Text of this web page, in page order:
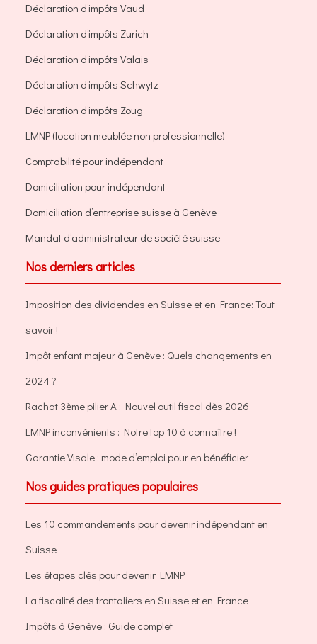
Déclaration d’impôts Vaud
Déclaration d’impôts Zurich
Déclaration d’impôts Valais
Déclaration d’impôts Schwytz
Déclaration d’impôts Zoug
LMNP (location meublée non professionnelle)
Comptabilité pour indépendant
Domiciliation pour indépendant
Domiciliation d’entreprise suisse à Genève
Mandat d’administrateur de société suisse
Nos derniers articles
Imposition des dividendes en Suisse et en France: Tout
savoir !
Impôt enfant majeur à Genève : Quels changements en
2024 ?
Rachat 3ème pilier A : Nouvel outil fiscal dès 2026
LMNP inconvénients : Notre top 10 à connaître !
Garantie Visale : mode d’emploi pour en bénéficier
Nos guides pratiques populaires
Les 10 commandements pour devenir indépendant en
Suisse
Les étapes clés pour devenir LMNP
La fiscalité des frontaliers en Suisse et en France
Impôts à Genève : Guide complet